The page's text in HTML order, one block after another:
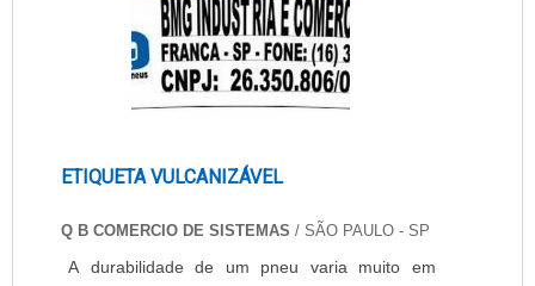
ETIQUETA VULCANIZÁVEL
Q B COMERCIO DE SISTEMAS / SÃO PAULO - SP
A durabilidade de um pneu varia muito em